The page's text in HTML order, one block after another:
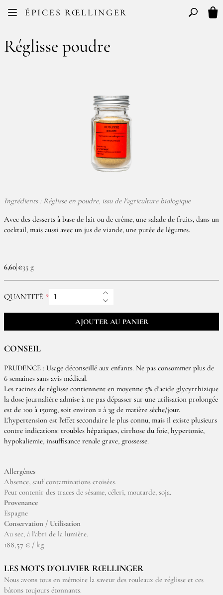
ÉPICES RŒLLINGER
FR EN Basculer
Réglisse poudre
Ingrédients : Réglisse en poudre, issu de l'agriculture biologique
Avec des desserts à base de lait ou de crème, une salade de fruits, dans un
cocktail, mais aussi avec un jus de viande, une purée de légumes.
6,60 €35 g
QUANTITÉ
AJOUTER AU PANIER
CONSEIL
PRUDENCE : Usage déconseillé aux enfants. Ne pas consommer plus de
6 semaines sans avis médical.
Les racines de réglisse contiennent en moyenne 5% d'acide glycyrrhizique
la dose journalière admise à ne pas dépasser sur une utilisation prolongée
est de 100 à 150mg, soit environ 2 à 3g de matière sèche/jour.
L'hypertension est l'effet secondaire le plus connu, mais il existe plusieurs
contre indications: troubles hépatiques, cirrhose du foie, hypertonie,
hypokaliemie, insuffisance renale grave, grossesse.
Allergènes
Absence, sauf contaminations croisées.
Peut contenir des traces de sésame, céleri, moutarde, soja.
Provenance
Espagne
Conservation / Utilisation
Au sec, à l'abri de la lumière.
188,57 € / kg
LES MOTS D'OLIVIER RŒLLINGER
Nous avons tous en mémoire la saveur des rouleaux de réglisse et ces
bâtons toujours étonnants.